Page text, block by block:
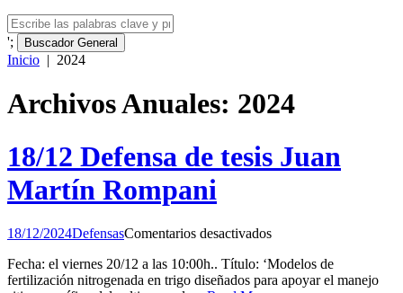
'; Buscador General
Inicio | 2024
Archivos Anuales: 2024
18/12 Defensa de tesis Juan
Martín Rompani
18/12/2024DefensasComentarios desactivadosen
Defensa
de
Fecha: el viernes 20/12 a las 10:00h.. Título: ‘Modelos de
fertilización nitrogenada en trigo diseñados para apoyar el manejo